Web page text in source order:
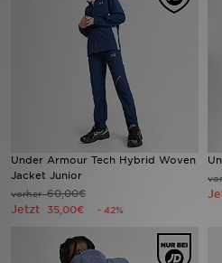
Under Armour Tech Hybrid Woven
Jacket Junior
vorher60,00€
Jetzt 35,00€ - 42%
Bestsellers
Sport
Lade die APP
Filialfinder